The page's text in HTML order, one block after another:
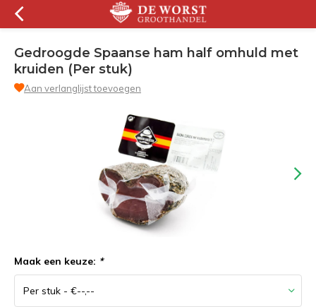
Gedroogde Spaanse ham half omhuld met
kruiden (Per stuk)
Aan verlanglijst toevoegen
Maak een keuze: *